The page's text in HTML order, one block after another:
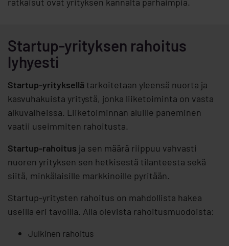
Startup-yrityksen rahoitus
lyhyesti
Startup-yrityksellä tarkoitetaan yleensä nuorta ja
kasvuhakuista yritystä, jonka liiketoiminta on vasta
alkuvaiheissa. Liiketoiminnan aluille paneminen
vaatii useimmiten rahoitusta.
Startup-rahoitus ja sen määrä riippuu vahvasti
nuoren yrityksen sen hetkisestä tilanteesta sekä
siitä, minkälaisille markkinoille pyritään.
Startup-yritysten rahoitus on mahdollista hakea
useilla eri tavoilla. Alla olevista rahoitusmuodoista:
Julkinen rahoitus